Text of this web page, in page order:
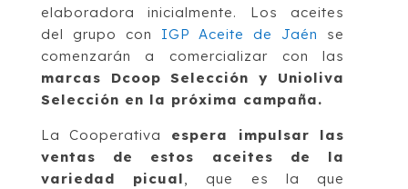
elaboradora inicialmente. Los aceites
del grupo con IGP Aceite de Jaén
se
comenzarán a comercializar con las
marcas Dcoop Selección y Unioliva
Selección en la próxima campaña.
La Cooperativa espera impulsar las
ventas de estos aceites de la
variedad picual, que es la que